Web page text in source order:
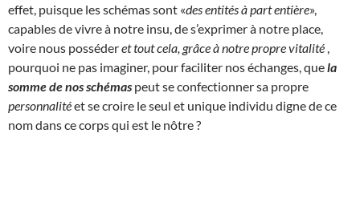
effet, puisque les schémas sont «des entités à part entière»,
capables de vivre à notre insu, de s’exprimer à notre place,
voire nous posséderet tout cela, grâce à notre propre vitalité
pourquoi ne pas imaginer, pour faciliter nos échanges, quela
somme de nos schémas peut se confectionner sa propre
personnalitéet se croire le seul et unique individu digne de ce
nom dans ce corps qui est le nôtre ?